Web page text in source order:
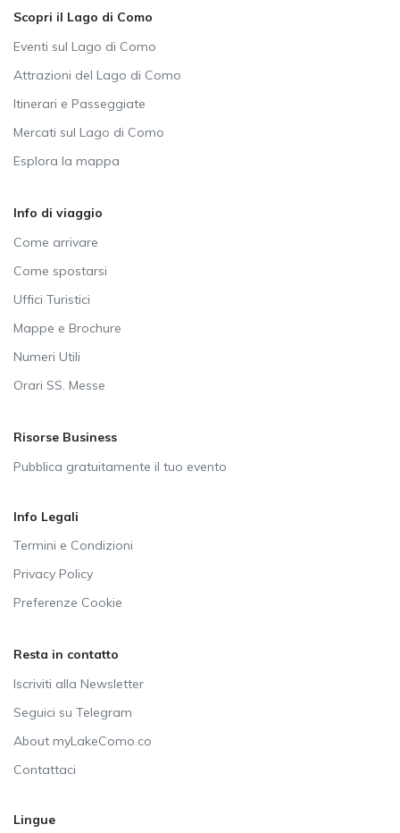
Scopri il Lago di Como
Eventi sul Lago di Como
Attrazioni del Lago di Como
Itinerari e Passeggiate
Mercati sul Lago di Como
Esplora la mappa
Info di viaggio
Come arrivare
Come spostarsi
Uffici Turistici
Mappe e Brochure
Numeri Utili
Orari SS. Messe
Risorse Business
Pubblica gratuitamente il tuo evento
Info Legali
Termini e Condizioni
Privacy Policy
Preferenze Cookie
Resta in contatto
Iscriviti alla Newsletter
Seguici su Telegram
About myLakeComo.co
Contattaci
Lingue